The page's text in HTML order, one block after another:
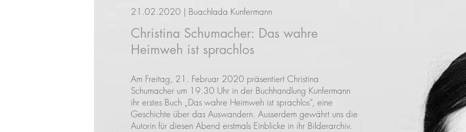
21.02.2020 | Buachlada Kunfermann
Christina Schumacher: Das wahre
Heimweh ist sprachlos
Am Freitag, 21. Februar 2020 präsentiert Christina
Schumacher um 19.30 Uhr in der Buchhandlung Kunfermann
ihr erstes Buch „Das wahre Heimweh ist sprachlos“, eine
Geschichte über das Auswandern. Ausserdem gewährt uns die
Autorin für diesen Abend erstmals Einblicke in ihr Bilderarchiv.